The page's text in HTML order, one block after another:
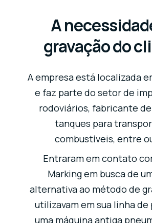
A
gravação do
A empresa está localizada
e faz parte do setor de
rodoviários, fabricante
tanques para
combustíveis, entre
Entraram em contato
Marking em busca de
alternativa ao método de
utilizavam em sua linha de
uma máquina antiga